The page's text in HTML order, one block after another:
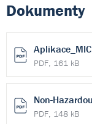
Dokumenty
PDF, 161 kB
Non-
PDF, 148 kB